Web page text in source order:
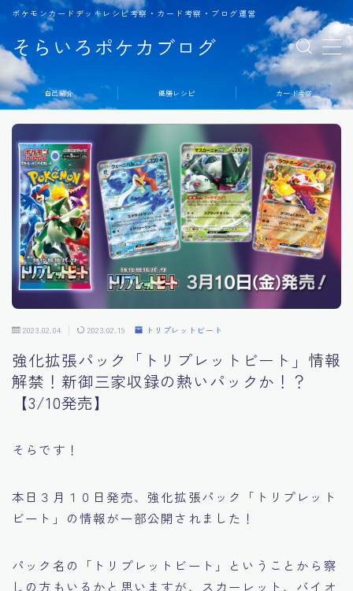
そらいろポケカブログ
ポケモンカードデッキレシピ考察・カード考察・ブログ運営
MENU
自己紹介 優勝レシピ カード考察
2023.02.04 2023.02.19 トリプレットビート
強化拡張パック「トリプレットビート」情報
解禁！新御三家収録の熱いパックか！？
【3/10発売】
そらです！
本日３月１０日発売、強化拡張パック「トリプレット
ビート」の情報が一部公開されました！
パック名の「トリプレットビート」ということから察
しの方もいるかと思いますが、スカーレット、バイオ